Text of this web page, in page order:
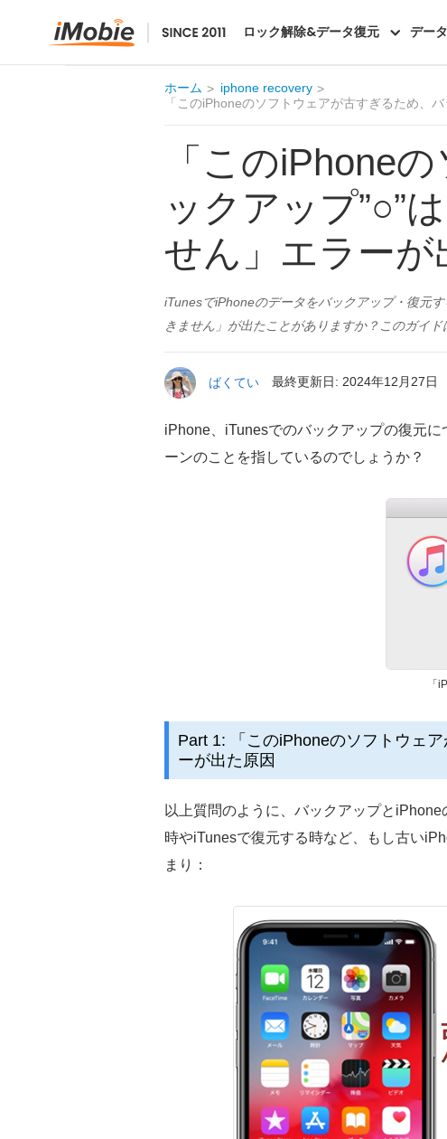
ロック解除&データ復元 デー
PhoneRescue
ホーム
iphone recovery
「このiPhoneのソフトウェアが古すぎるため、
「このiPhone
ックアップ”○”
せん」エラー
iTunesでiPhoneのデータをバックアップ・復元
きません」が出たことがありますか？このガイ
ばくてい 最終更新日: 2024年12月27日
iPhone、iTunesでのバックアップの復元
ーンのことを指しているのでしょうか？
「
Part 1: 「このiPhoneのソフトウェ
ーが出た原因
以上質問のように、バックアップと
時やiTunesで復元する時など、もし古い
まり：